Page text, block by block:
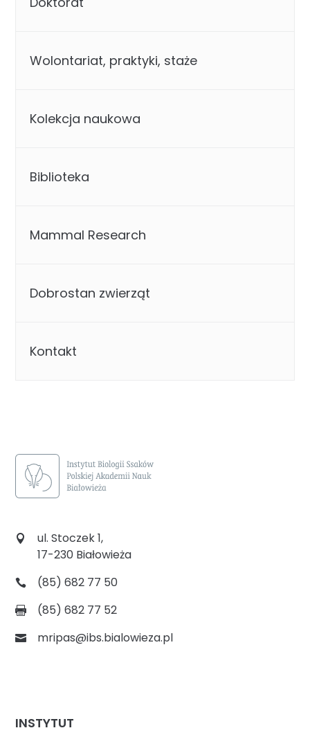
Wolontariat, praktyki, staże
Kolekcja naukowa
Biblioteka
Mammal Research
Dobrostan zwierząt
Kontakt
ul. Stoczek 1,
17-230 Białowieża
(85) 682 77 50
(85) 682 77 52
mripas@ibs.bialowieza.pl
INSTYTUT